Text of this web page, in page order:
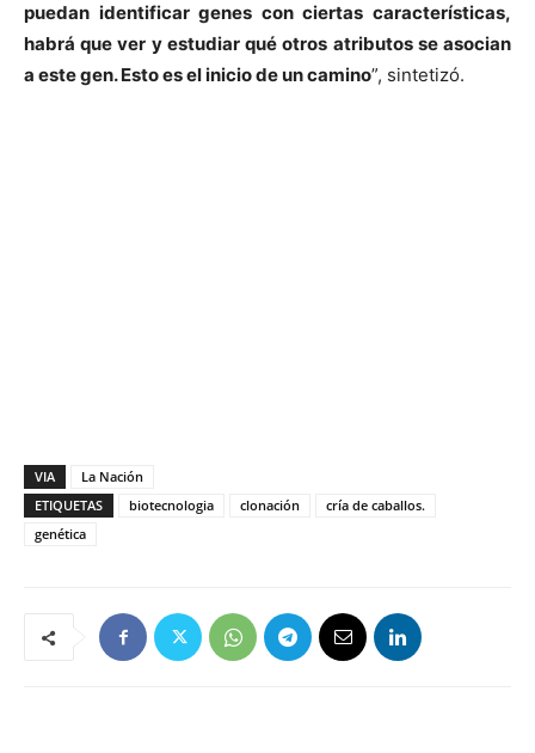
puedan identificar genes con ciertas características,
habrá que ver y estudiar qué otros atributos se asocian
a este gen. Esto es el inicio de un camino”, sintetizó.
VIA
La Nación
ETIQUETAS
biotecnologia clonación
cría de caballos.
genética